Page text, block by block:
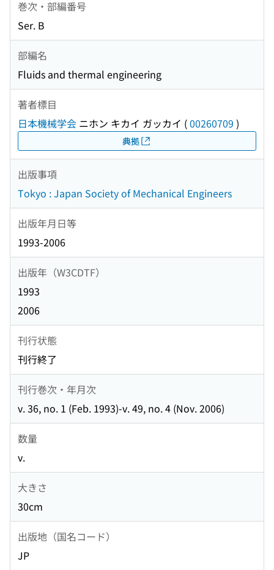
巻次・部編番号
Ser. B
部編名
Fluids and thermal engineering
著者標目
日本機械学会 ニホン キカイ ガッカイ (00260709 )
典拠
出版事項
Tokyo : Japan Society of Mechanical Engineers
出版年月日等
1993-2006
出版年（W3CDTF）
1993
2006
刊行状態
刊行終了
刊行巻次・年月次
v. 36, no. 1 (Feb. 1993)-v. 49, no. 4 (Nov. 2006)
数量
v.
大きさ
30cm
出版地（国名コード）
JP